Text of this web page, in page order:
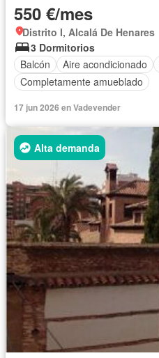
550 €/mes
Distrito I, Alcalá De Henares
3 Dormitorios
Balcón
Aire acondicionado
Completamente amueblado
17 jun 2026 en Vadevender
Alta demanda